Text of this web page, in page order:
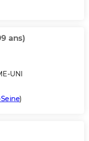
ans)
UNI
)